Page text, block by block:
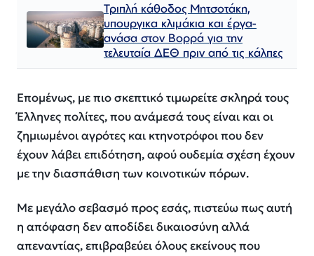
Τριπλή κάθοδος Μητσοτάκη,
υπουργικα κλιμάκια και έργα-
ανάσα στον Βορρά για την
τελευταία ΔΕΘ πριν από τις κάλπες
Επομένως, με πιο σκεπτικό τιμωρείτε σκληρά τους
Έλληνες πολίτες, που ανάμεσά τους είναι και οι
ζημιωμένοι αγρότες και κτηνοτρόφοι που δεν
έχουν λάβει επιδότηση, αφού ουδεμία σχέση έχουν
με την διασπάθιση των κοινοτικών πόρων.
Με μεγάλο σεβασμό προς εσάς, πιστεύω πως αυτή
η απόφαση δεν αποδίδει δικαιοσύνη αλλά
απεναντίας, επιβραβεύει όλους εκείνους που